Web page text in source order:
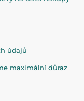
údajů
maximální důraz